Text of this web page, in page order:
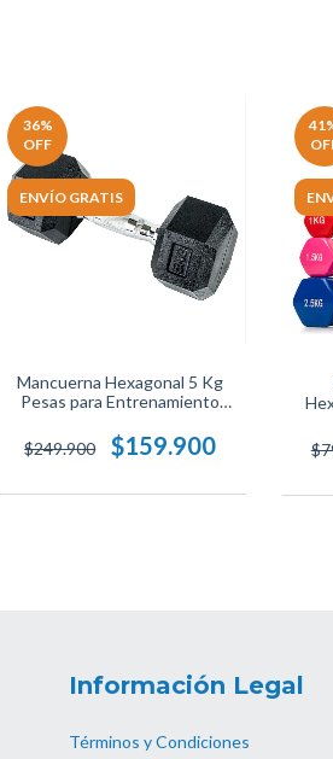
36%
OFF
ENVÍO GRATIS
Mancuerna Hexagonal 5 Kg
Pesas para Entrenamiento
$249.900
$159.900
41
Información Legal
Términos y Condiciones